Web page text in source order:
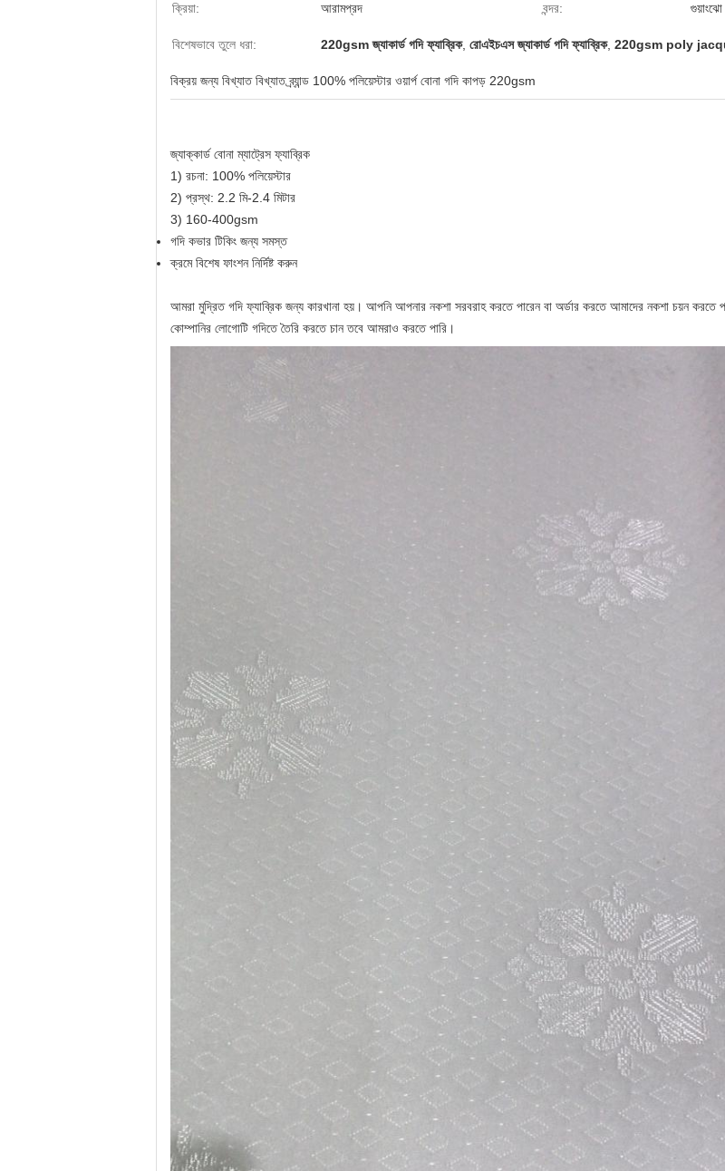
ক্রিয়া: আরামপ্রদ বন্দর: গুয়াংঝো
বিশেষভাবে তুলে ধরা: 220gsm জ্যাকার্ড গদি ফ্যাব্রিক, রোএইচএস জ্যাকার্ড গদি ফ্যাব্রিক, 220gsm poly
বিক্রয় জন্য বিখ্যাত বিখ্যাত ব্র্যান্ড 100% পলিয়েস্টার ওয়ার্প বোনা গদি কাপড় 220gsm
জ্যাক্কার্ড বোনা ম্যাট্রেস ফ্যাব্রিক
1) রচনা: 100% পলিয়েস্টার
2) প্রস্থ: 2.2 মি-2.4 মিটার
3) 160-400gsm
গদি কভার টিকিং জন্য সমস্ত
ক্রমে বিশেষ ফাংশন নির্দিষ্ট করুন
আমরা মুদ্রিত গদি ফ্যাব্রিক জন্য কারখানা হয়। আপনি আপনার নকশা সরবরাহ করতে পারেন বা অর্ডার করতে আমাদের নকশা চয়ন
কোম্পানির লোগোটি গদিতে তৈরি করতে চান তবে আমরাও করতে পারি।